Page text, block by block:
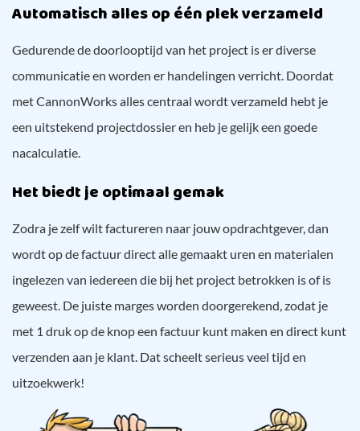
Automatisch alles op één plek verzameld
Gedurende de doorlooptijd van het project is er diverse
communicatie en worden er handelingen verricht. Doordat
met CannonWorks alles centraal wordt verzameld hebt je
een uitstekend projectdossier en heb je gelijk een goede
nacalculatie.
Het biedt je optimaal gemak
Zodra je zelf wilt factureren naar jouw opdrachtgever, dan
wordt op de factuur direct alle gemaakt uren en materialen
ingelezen van iedereen die bij het project betrokken is of is
geweest. De juiste marges worden doorgerekend, zodat je
met 1 druk op de knop een factuur kunt maken en direct kunt
verzenden aan je klant. Dat scheelt serieus veel tijd en
uitzoekwerk!